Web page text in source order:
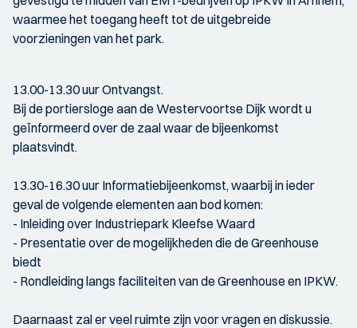
waarmee het toegang heeft tot de uitgebreide
voorzieningen van het park.
13.00-13.30 uur Ontvangst.
Bij de portiersloge aan de Westervoortse Dijk wordt u
geïnformeerd over de zaal waar de bijeenkomst
plaatsvindt.
13.30-16.30 uur Informatiebijeenkomst, waarbij in ieder
geval de volgende elementen aan bod komen:
- Inleiding over Industriepark Kleefse Waard
- Presentatie over de mogelijkheden die de Greenhouse
biedt
- Rondleiding langs faciliteiten van de Greenhouse en IPKW.
Daarnaast zal er veel ruimte zijn voor vragen en diskussie.